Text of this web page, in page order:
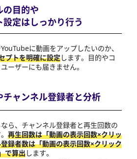
の目的や
設定はしっかり行う
に動画をアップしたいのか、
プトを明確に設定します。目的やコ
ーザーにも届きません。
チャンネル登録者と分析
ら、チャンネル登録者と再生回数の
再生回数は「動画の表示回数×クリッ
録者数は「動画の表示回数×クリック
で算出します。